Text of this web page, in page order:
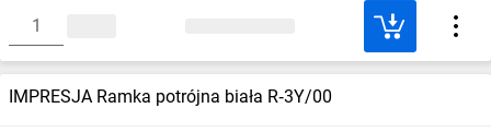
IMPRESJA Ramka potrójna biała R‑3Y/00